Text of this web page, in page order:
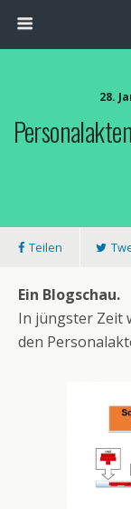
28.
Teilen
Ein Blogschau.
In jüngster Zeit
den